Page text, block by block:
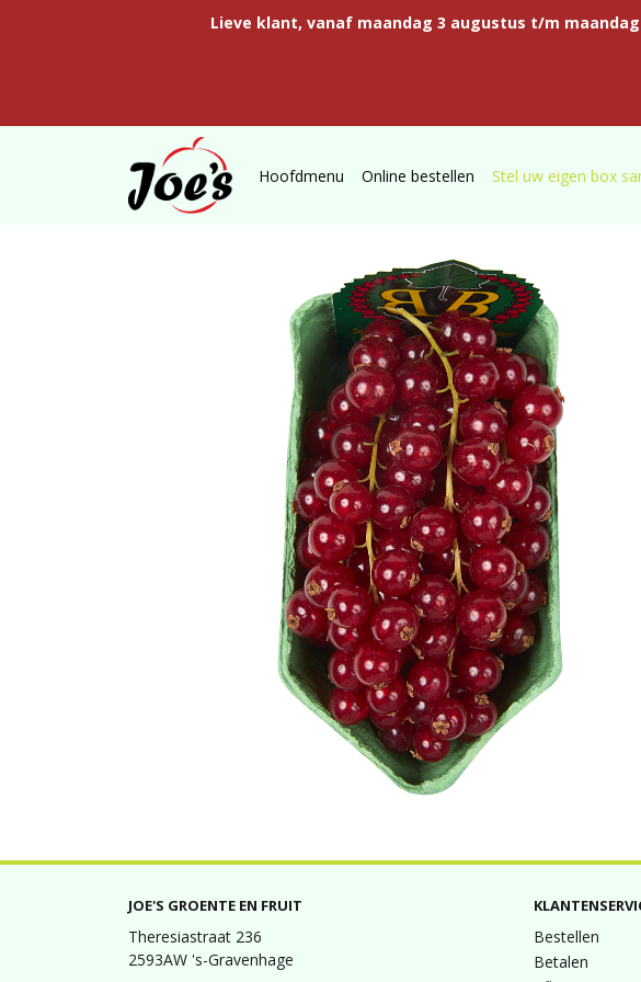
Lieve klant, vanaf maandag 3 augustus t/m
Hoofdmenu Online bestellen Stel uw eigen box
JOE'S GROENTE EN FRUIT
Theresiastraat 236
2593AW 's-Gravenhage
Bestellen
Betalen